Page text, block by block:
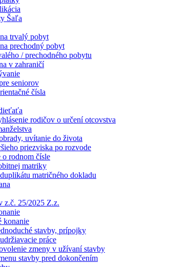
Šaľa
trvalý pobyt
prechodný pobyt
/ prechodného pobytu
v zahraničí
seniorov
čísla
rodičov o určení otcovstva
uvítanie do života
priezviska po rozvode
o rodnom čísle
matriky
matričného dokladu
z.č. 25/2025 Z.z.
konanie
stavby, prípojky
práce
zmeny v užívaní stavby
stavby pred dokončením